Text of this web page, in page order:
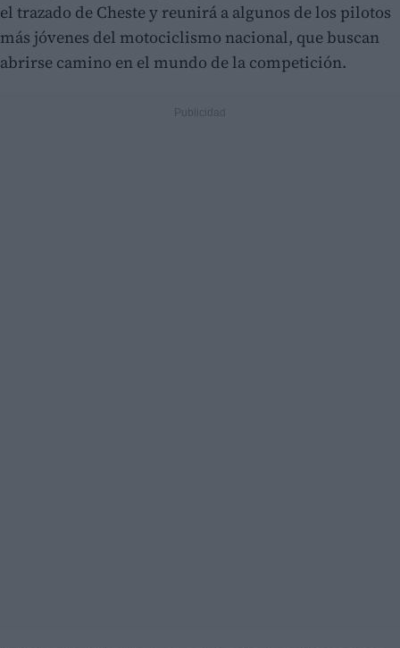
el trazado de Cheste y reunirá a algunos de los pilotos
más jóvenes del motociclismo nacional, que buscan
abrirse camino en el mundo de la competición.